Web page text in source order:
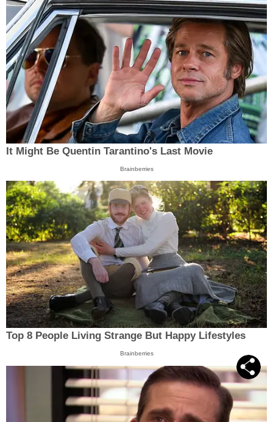
It Might Be Quentin Tarantino's Last Movie
Brainberries
Top 8 People Living Strange But Happy Lifestyles
Brainberries